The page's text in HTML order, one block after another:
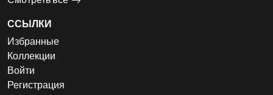
ССЫЛКИ
Избранные
Коллекции
Войти
Регистрация